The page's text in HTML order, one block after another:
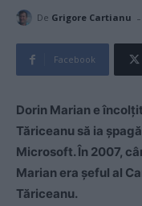
De Grigore Cartianu -
Facebook
Dorin Marian e
Tăriceanu să ia
Microsoft. În 2007,
Marian era șeful al
Tăriceanu.